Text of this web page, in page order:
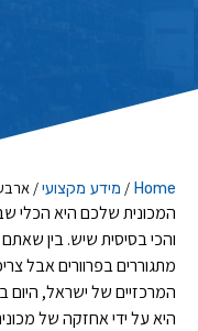
Home
/ מידע מקצועי/
המכונית שלכם היא הכלי
והכי בסיסית שיש. בין
מתגוררים בפרוורים אבל
המרכזיים של ישראל,
היא על ידי אחזקה של